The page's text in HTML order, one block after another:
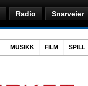
Radio Snarveier
MUSIKK FILM SPILL